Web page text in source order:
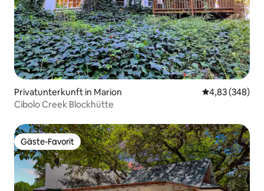
Privatunterkunft in Marion
4,83 (348)
Cibolo Creek Blockhütte
Gäste-Favorit
Gäste-Favorit